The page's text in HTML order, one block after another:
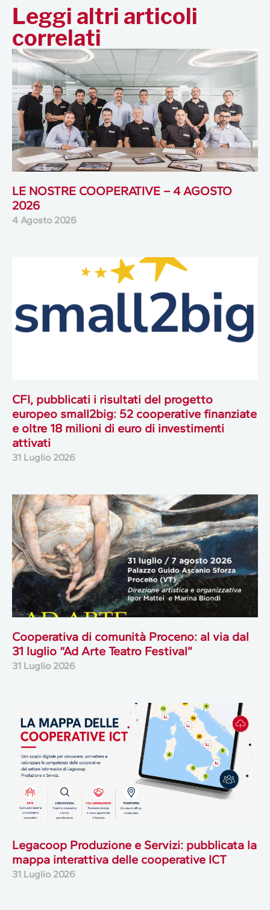
Leggi altri articoli
correlati
LE NOSTRE COOPERATIVE – 4 AGOSTO
2026
4 Agosto 2026
CFI, pubblicati i risultati del progetto
europeo small2big: 52 cooperative finanziate
e oltre 18 milioni di euro di investimenti
attivati
31 Luglio 2026
Cooperativa di comunità Proceno: al via dal
31 luglio “Ad Arte Teatro Festival”
31 Luglio 2026
Legacoop Produzione e Servizi: pubblicata la
mappa interattiva delle cooperative ICT
31 Luglio 2026